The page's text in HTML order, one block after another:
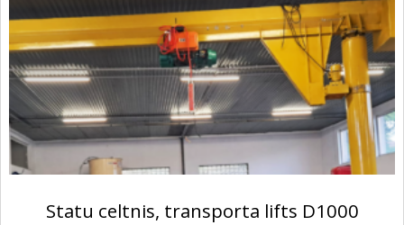
Statu celtnis, transporta lifts D1000